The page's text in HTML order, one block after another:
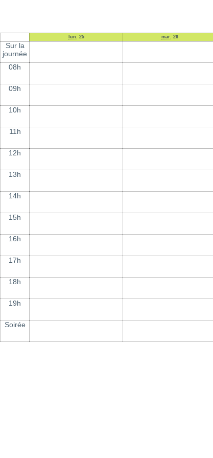
lun. 25 mar. 26
Sur la
journée
08h
09h
10h
11h
12h
13h
14h
15h
16h
17h
18h
19h
Soirée